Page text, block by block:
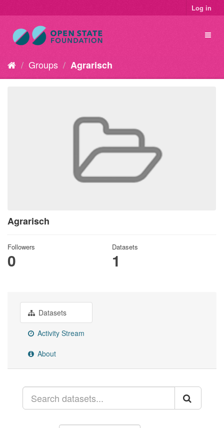
Log in
Groups Agrarisch
Agrarisch
Followers
0
Datasets
1
Datasets
Activity Stream
About